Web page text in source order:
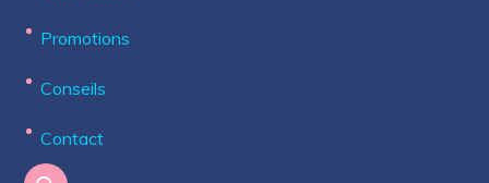
Promotions
Conseils
Contact